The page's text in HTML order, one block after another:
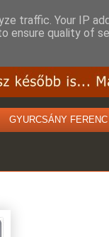
GYURCSÁNY FERENC
traffic. Your IP
ensure quality of